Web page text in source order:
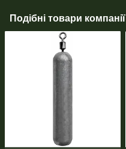
Подібні товари компанії